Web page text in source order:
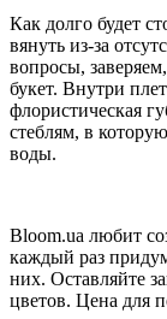
Как долго будет
вянуть из-за
вопросы,
букет. Внутри
флористическая
стеблям, в
воды.
Bloom.ua любит
каждый раз
них. Оставляйте
цветов. Цена для